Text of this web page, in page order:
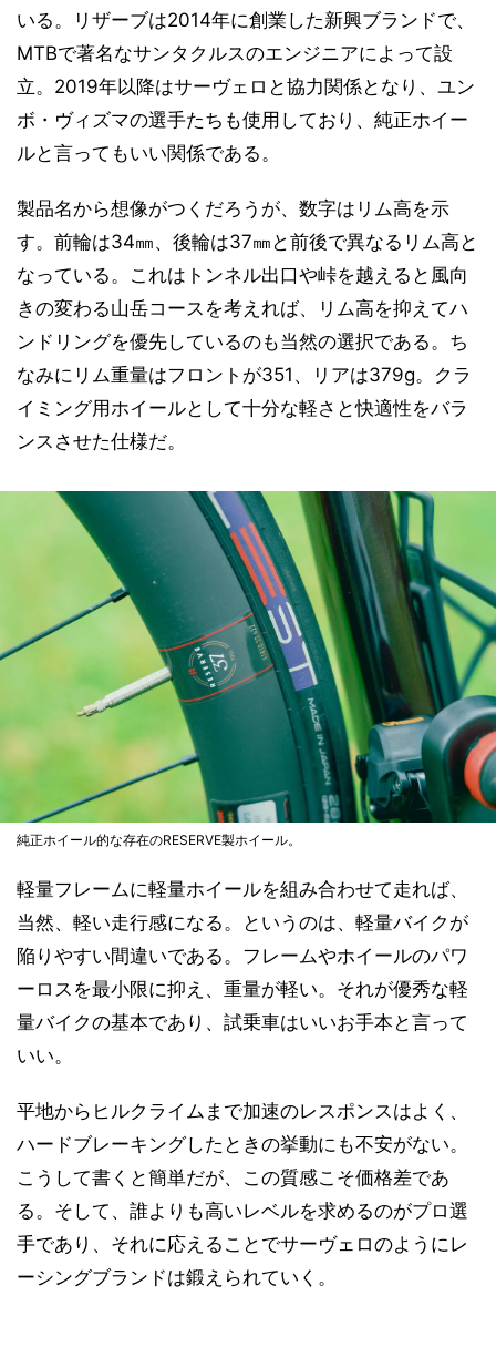
いる。リザーブは2014年に創業した新興ブランドで、
MTBで著名なサンタクルスのエンジニアによって設
立。2019年以降はサーヴェロと協力関係となり、ユン
ボ・ヴィズマの選手たちも使用しており、純正ホイー
ルと言ってもいい関係である。
製品名から想像がつくだろうが、数字はリム高を示
す。前輪は34㎜、後輪は37㎜と前後で異なるリム高と
なっている。これはトンネル出口や峠を越えると風向
きの変わる山岳コースを考えれば、リム高を抑えてハ
ンドリングを優先しているのも当然の選択である。ち
なみにリム重量はフロントが351、リアは379g。クラ
イミング用ホイールとして十分な軽さと快適性をバラ
ンスさせた仕様だ。
純正ホイール的な存在のRESERVE製ホイール。
軽量フレームに軽量ホイールを組み合わせて走れば、
当然、軽い走行感になる。というのは、軽量バイクが
陥りやすい間違いである。フレームやホイールのパワ
ーロスを最小限に抑え、重量が軽い。それが優秀な軽
量バイクの基本であり、試乗車はいいお手本と言って
いい。
平地からヒルクライムまで加速のレスポンスはよく、
ハードブレーキングしたときの挙動にも不安がない。
こうして書くと簡単だが、この質感こそ価格差であ
る。そして、誰よりも高いレベルを求めるのがプロ選
手であり、それに応えることでサーヴェロのようにレ
ーシングブランドは鍛えられていく。